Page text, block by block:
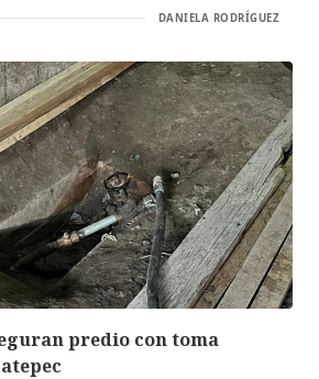
DANIELA RODRÍGUEZ
predio con toma